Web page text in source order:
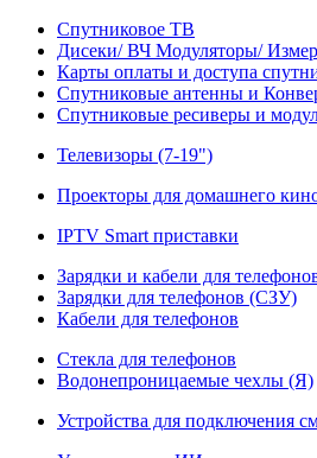
Спутниковое ТВ
Дисеки/ ВЧ Модуляторы/
Карты оплаты и доступа
Спутниковые антенны и
Спутниковые ресиверы и
Телевизоры (7-19")
Проекторы для домашнего
IPTV Smart приставки
Зарядки и кабели для
Зарядки для телефонов (СЗУ)
Кабели для телефонов
Стекла для телефонов
Водонепроницаемые чехлы (Я)
Устройства для подключения